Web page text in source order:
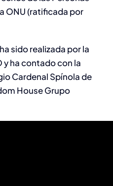
ONU (ratificada por
sido realizada por la
y ha contado con la
Cardenal Spínola de
House Grupo